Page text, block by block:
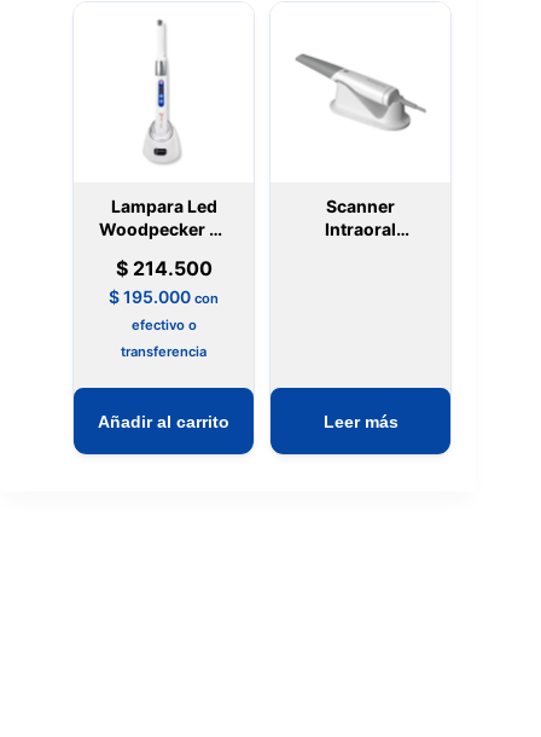
Lampara Led
Woodpecker de
$214.500
$195.000 con
efectivo o
transferencia
Añadir al carrito
Scanner
Intraoral
Leer más